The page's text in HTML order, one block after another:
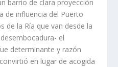
barrio de clara proyección
de influencia del Puerto
de la Ría que van desde la
el
determinante y razón
en lugar de acogida